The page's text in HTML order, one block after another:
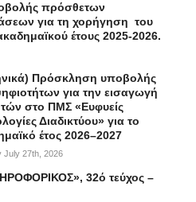
πρόσθετων
για τη χορήγηση του
έτους 2025-2026.
Πρόσκληση υποβολής
για την εισαγωγή
στο ΠΜΣ «Ευφυείς
Διαδικτύου» για το
έτος 2026–2027
July 27th, 2026
32ό τεύχος –